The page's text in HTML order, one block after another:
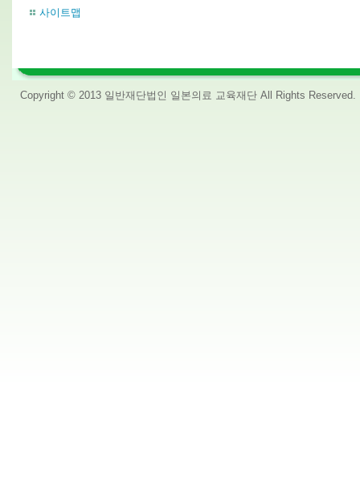
사이트맵
Copyright © 2013 일반재단법인 일본의료 교육재단 All Rights Reserved.